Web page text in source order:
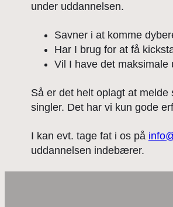
under uddannelsen.
Savner i at komme
Har I brug for at få
Vil I have det maksimale
Så er det helt oplagt at
singler. Det har vi kun gode
I kan evt. tage fat i os på
uddannelsen indebærer.